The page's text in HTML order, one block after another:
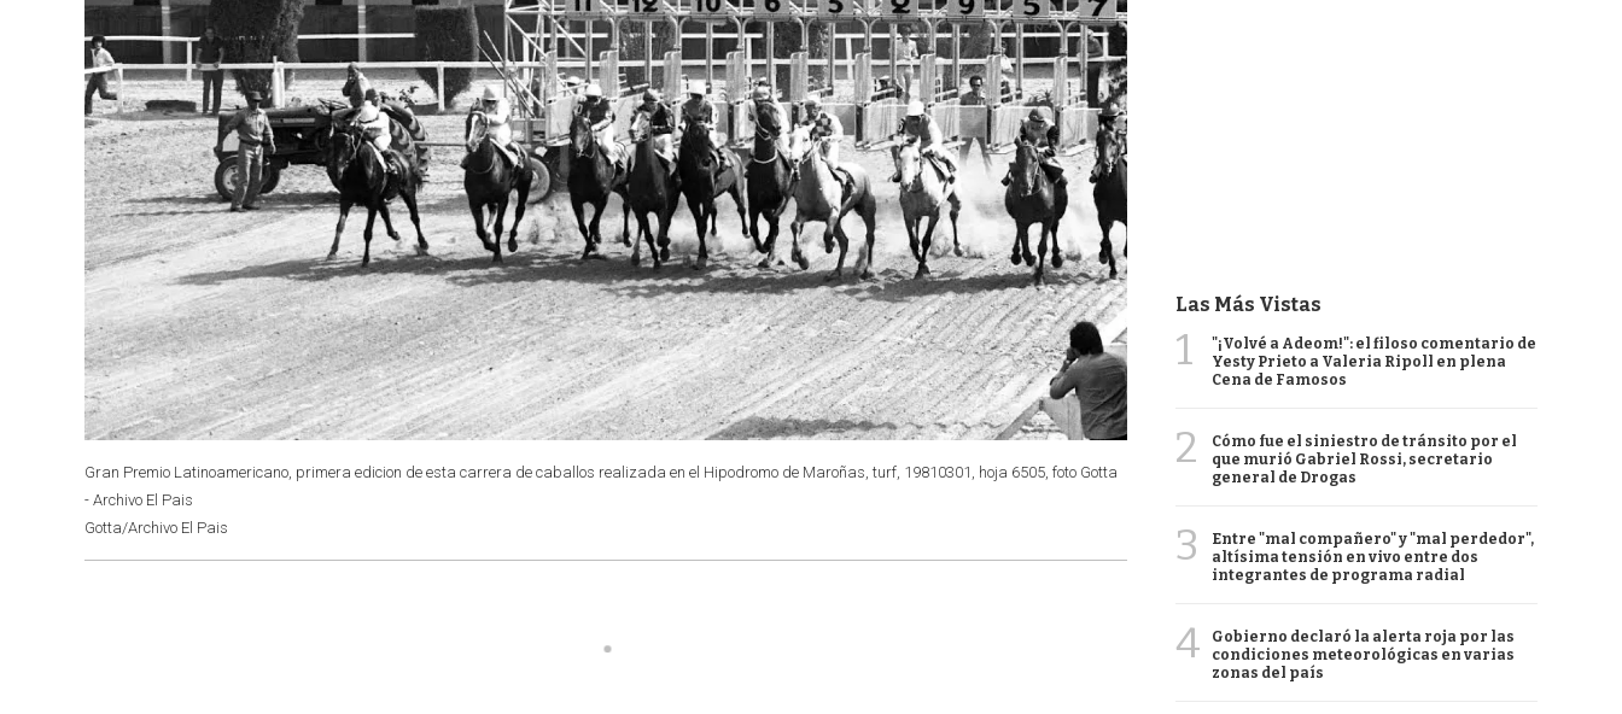
Gran Premio Latinoamericano, primera edicion de esta carrera de caballos realizada en el Hipodromo de Maroñas, turf, 19810301, hoja 6505, foto Gotta
- Archivo El Pais
Gotta/Archivo El Pais
Las Más Vistas
1
"¡Volvé a Adeom!": el filoso comentario de
Yesty Prieto a Valeria Ripoll en plena
Cena de Famosos
2
Cómo fue el siniestro de tránsito por el
que murió Gabriel Rossi, secretario
general de Drogas
3
Entre "mal compañero" y "mal perdedor",
altísima tensión en vivo entre dos
integrantes de programa radial
4
Gobierno declaró la alerta roja por las
condiciones meteorológicas en varias
zonas del país